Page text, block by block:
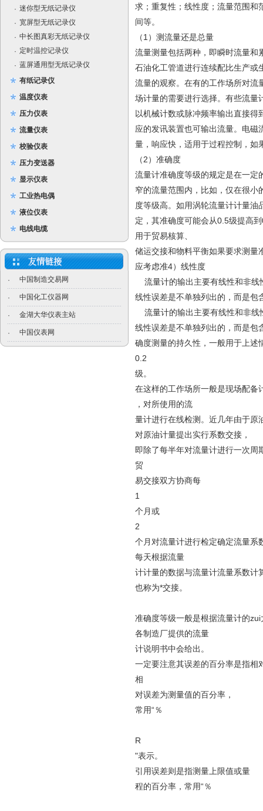
· 迷你型无纸记录仪
· 宽屏型无纸记录仪
· 中长图真彩无纸记录仪
· 定时温控记录仪
· 蓝屏通用型无纸记录仪
有纸记录仪
温度仪表
压力仪表
流量仪表
校验仪表
压力变送器
显示仪表
工业热电偶
液位仪表
电线电缆
· 中国制造交易网
· 中国化工仪器网
· 金湖大华仪表主站
· 中国仪表网
求；重复性；线性度；流量范围和
间等。
（1）测流量还是总量
流量测量包括两种，即瞬时流量和
石油化工管道进行连续配比生产或
流量的观察。在有的工作场所对流
场计量的需要进行选择。有些流量
以机械计数或脉冲频率输出直接
应的发讯装置也可输出流量。电
量，响应快，适用于过程控制，
（2）准确度
流量计准确度等级的规定是在一定
窄的流量范围内，比如，仅在很
度等级高。如用涡轮流量计计量
定，其准确度可能会从0.5级提高
用于贸易核算、
储运交接和物料平衡如果要求测量
应考虑准4）线性度
流量计的输出主要有线性和非线
线性误差是不单独列出的，而是
流量计的输出主要有线性和非线
线性误差是不单独列出的，而是包
确度测量的持久性，一般用于上述
0.2
级。
在这样的工作场所一般是现场配备
，对所使用的流
量计进行在线检测。近几年由于原
对原油计量提出实行系数交接，
即除了每半年对流量计进行一次周
贸
易交接双方协商每
1
个月或
2
个月对流量计进行检定确定流量系
每天根据流量
计计量的数据与流量计流量系数计
也称为*交接。
准确度等级一般是根据流量计的
各制造厂提供的流量
计说明书中会给出。
一定要注意其误差的百分率是指相
相
对误差为测量值的百分率，
常用“％
R
"表示。
引用误差则是指测量上限值或量
程的百分率，常用“％